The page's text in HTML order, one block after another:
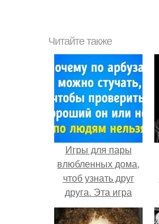
Читайте также
Игры для пары
влюбленных дома,
чтоб узнать друг
друга. Эта игра
поможет узнать
истинный характер